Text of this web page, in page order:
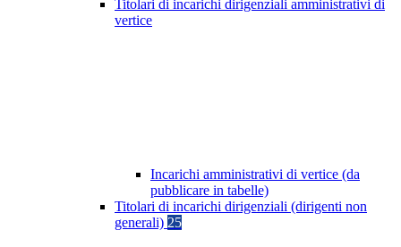
Titolari di incarichi dirigenziali amministrativi di
vertice
Incarichi amministrativi di vertice (da
pubblicare in tabelle)
Titolari di incarichi dirigenziali (dirigenti non
generali) 25